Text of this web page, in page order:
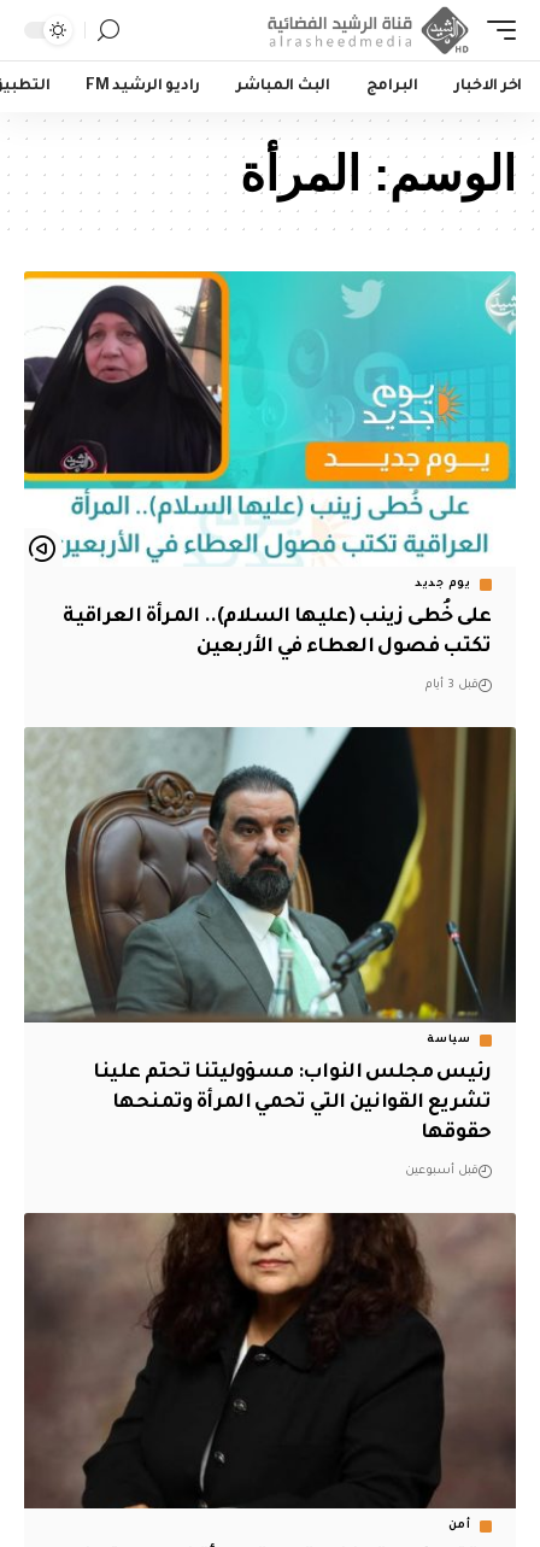
اخر الاخبار البرامج البث المباشر راديو الرشيد FM
الوسم: المرأة
يوم جديد
على خُطى زينب (عليها السلام).. المرأة العراقية
تكتب فصول العطاء في الأربعين
قبل 3 أيام
سياسة
رئيس مجلس النواب: مسؤوليتنا تحتم علينا
تشريع القوانين التي تحمي المرأة وتمنحها
حقوقها
قبل أسبوعين
أمن